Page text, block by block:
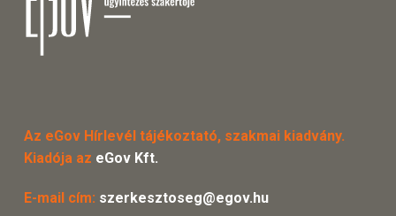
Az eGov Hírlevél tájékoztató, szakmai kiadvány.
Kiadója az eGov Kft.
E-mail cím: szerkesztoseg@egov.hu